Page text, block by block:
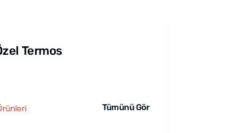
Termos
Tümünü Gör